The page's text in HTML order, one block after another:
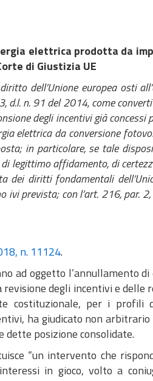
elettrica prodotta da
di Giustizia UE
dell’Unione europea osti
d.l. n. 91 del 2014, come
degli incentivi già concessi
elettrica da conversione
in particolare, se tale
legittimo affidamento, di
diritti fondamentali
prevista; con l’art. 216, par. 2,
n. 11124.
ad oggetto l’annullamento
degli incentivi e delle
costituzionale, per i profili
ha giudicato non
posizione consolidate.
“un intervento che
in gioco, volto a